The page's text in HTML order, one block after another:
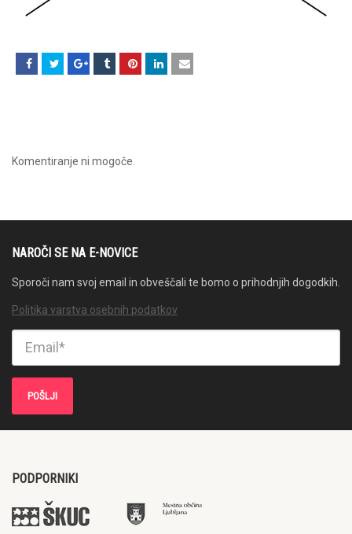
Komentiranje ni mogoče.
NAROČI SE NA E-NOVICE
Sporoči nam svoj email in obveščali te bomo o prihodnjih dogodkih.
Politika varstva osebnih podatkov
PODPORNIKI